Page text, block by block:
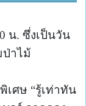
น. ซึ่งเป็นวัน
าไม้
ศษ “รู้เท่าทัน